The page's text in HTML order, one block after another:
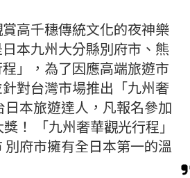
高千穗傳統文化的夜神樂
本九州大分縣別府市、熊
」，為了因應高端旅遊市
對台灣市場推出「九州奢
本旅遊達人，凡報名參加
！ 「九州奢華觀光行程」
府市擁有全日本第一的溫